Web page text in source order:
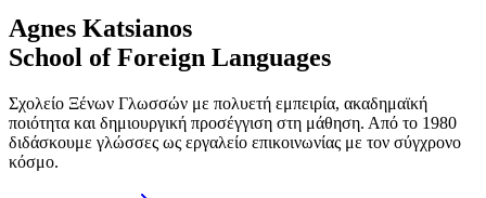
Agnes Katsianos
School of Foreign Languages
Σχολείο Ξένων Γλωσσών με πολυετή εμπειρία, ακαδημαϊκή
ποιότητα και δημιουργική προσέγγιση στη μάθηση. Από το 1980
διδάσκουμε γλώσσες ως εργαλείο επικοινωνίας με τον σύγχρονο
κόσμο.